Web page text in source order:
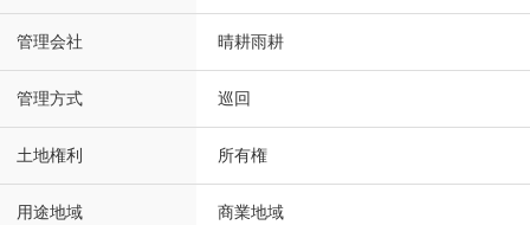
管理会社 晴耕雨耕
管理方式 巡回
土地権利 所有権
用途地域 商業地域